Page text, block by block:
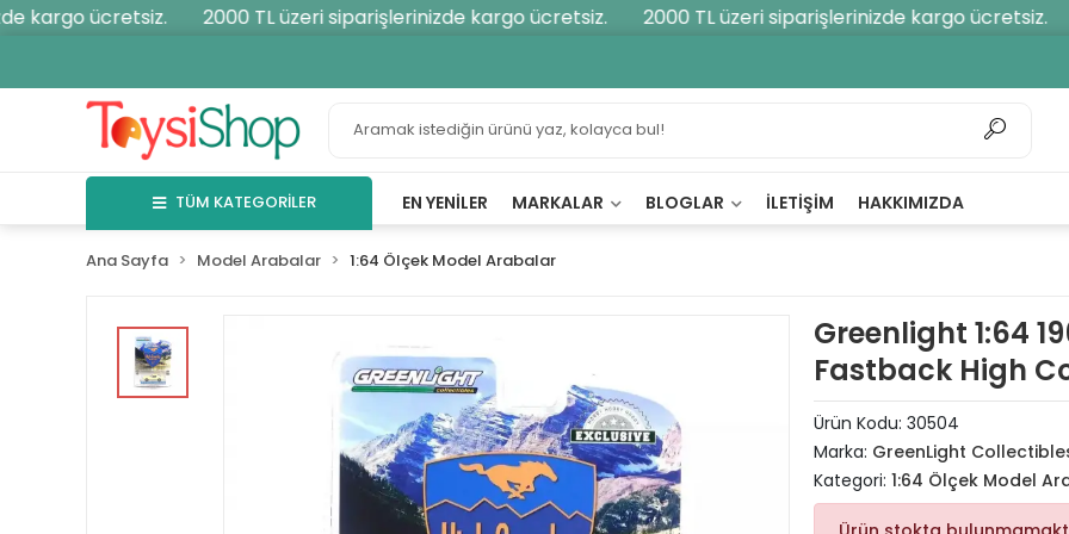
kargo ücretsiz. 2000 TL üzeri siparişlerinizde kargo ücretsiz. 2000 TL üzeri siparişlerinizde kargo ücretsiz.
TÜM KATEGORİLER EN YENILER MARKALAR BLOGLAR İLETIŞIM HAKKIMIZDA
Ana Sayfa Model Arabalar 1:64 Ölçek Model Arabalar
Greenlight 1:64
Fastback High
Ürün Kodu: 30504
Marka: GreenLight
Kategori: 1:64 Ölçek Model